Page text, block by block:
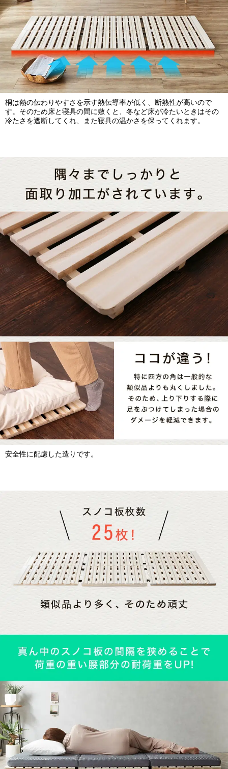
桐は熱の伝わりやすさを示す熱伝導率が低く、断熱性が高いので
す。そのため床と寝具の間に敷くと、冬など床が冷たいときはその
冷たさを遮断してくれ、また寝具の温かさを保ってくれます。
安全性に配慮した造りです。